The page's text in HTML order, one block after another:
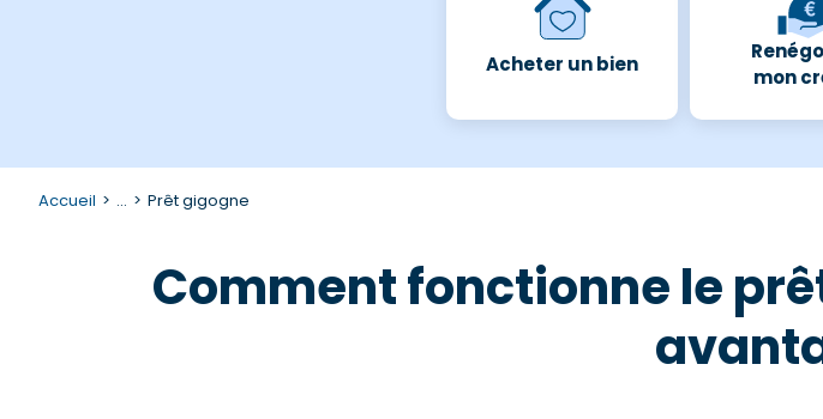
Acheter un bien
mon
Accueil ... Prêt gigogne
Comment fonctionne le